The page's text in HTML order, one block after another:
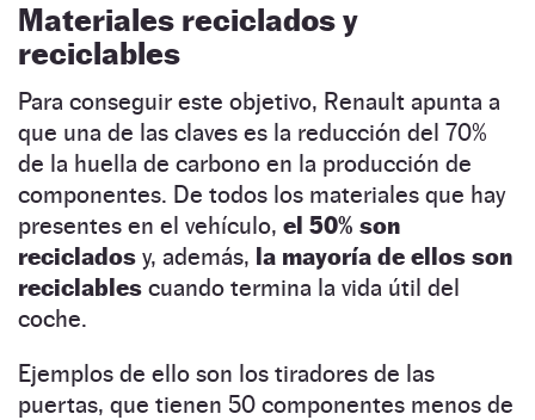
Materiales reciclados y
reciclables
Para conseguir este objetivo, Renault apunta a
que una de las claves es la reducción del 70%
de la huella de carbono en la producción de
componentes. De todos los materiales que hay
presentes en el vehículo, el 50% son
reciclados y, además, la mayoría de ellos son
reciclables cuando termina la vida útil del
coche.
Ejemplos de ello son los tiradores de las
puertas, que tienen 50 componentes menos de